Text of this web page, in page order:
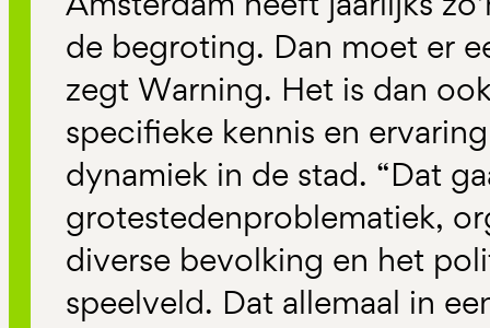
de begroting. Dan moet er
zegt Warning. Het is dan
specifieke kennis en
dynamiek in de stad. “Dat
grotestedenproblematiek,
diverse bevolking en het
speelveld. Dat allemaal in